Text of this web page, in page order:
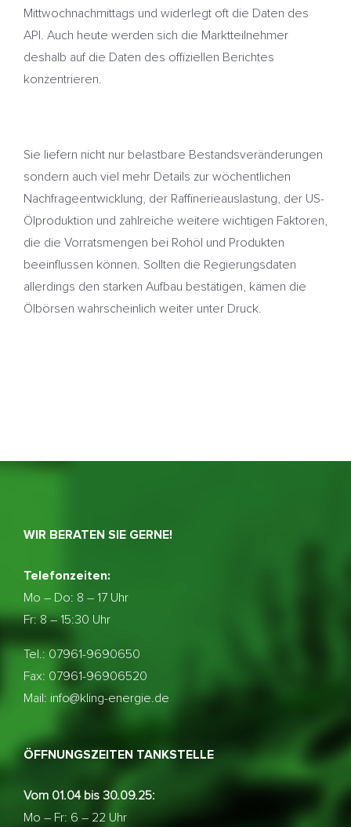
Mittwochnachmittags und widerlegt oft die Daten des
API. Auch heute werden sich die Marktteilnehmer
deshalb auf die Daten des offiziellen Berichtes
konzentrieren.
Sie liefern nicht nur belastbare Bestandsveränderungen
sondern auch viel mehr Details zur wöchentlichen
Nachfrageentwicklung, der Raffinerieauslastung, der US-
Ölproduktion und zahlreiche weitere wichtigen Faktoren,
die die Vorratsmengen bei Rohöl und Produkten
beeinflussen können. Sollten die Regierungsdaten
allerdings den starken Aufbau bestätigen, kämen die
Ölbörsen wahrscheinlich weiter unter Druck.
WIR BERATEN SIE GERNE!
Telefonzeiten:
Mo – Do: 8 – 17 Uhr
Fr: 8 – 15:30 Uhr
Tel.: 07961-9690650
Fax: 07961-96906520
Mail: info@kling-energie.de
ÖFFNUNGSZEITEN TANKSTELLE
Vom 01.04 bis 30.09.25:
Mo – Fr: 6 – 22 Uhr